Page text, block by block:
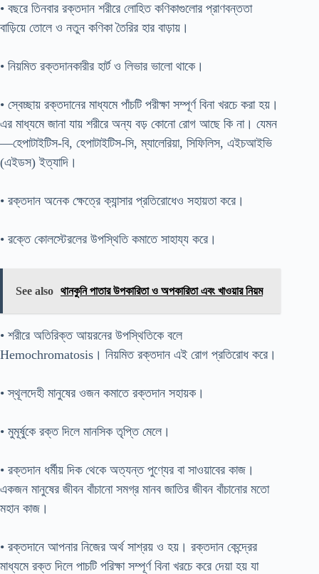
• বছরে তিনবার রক্তদান শরীরে লোহিত কণিকাগুলোর প্রাণবন্ততা
বাড়িয়ে তোলে ও নতুন কণিকা তৈরির হার বাড়ায়।
• নিয়মিত রক্তদানকারীর হার্ট ও লিভার ভালো থাকে।
• স্বেচ্ছায় রক্তদানের মাধ্যমে পাঁচটি পরীক্ষা সম্পূর্ণ বিনা খরচে করা হয়।
এর মাধ্যমে জানা যায় শরীরে অন্য বড় কোনো রোগ আছে কি না। যেমন
—হেপাটাইটিস-বি, হেপাটাইটিস-সি, ম্যালেরিয়া, সিফিলিস, এইচআইভি
(এইডস) ইত্যাদি।
• রক্তদান অনেক ক্ষেত্রে ক্যান্সার প্রতিরোধেও সহায়তা করে।
• রক্তে কোলস্টেরলের উপস্থিতি কমাতে সাহায্য করে।
See also থানকুনি পাতার উপকারিতা ও অপকারিতা এবং খাওয়ার নিয়ম
• শরীরে অতিরিক্ত আয়রনের উপস্থিতিকে বলে
Hemochromatosis। নিয়মিত রক্তদান এই রোগ প্রতিরোধ করে।
• স্থূলদেহী মানুষের ওজন কমাতে রক্তদান সহায়ক।
• মুমূর্ষুকে রক্ত দিলে মানসিক তৃপ্তি মেলে।
• রক্তদান ধর্মীয় দিক থেকে অত্যন্ত পুণ্যের বা সাওয়াবের কাজ।
একজন মানুষের জীবন বাঁচানো সমগ্র মানব জাতির জীবন বাঁচানোর মতো
মহান কাজ।
• রক্তদানে আপনার নিজের অর্থ সাশ্রয় ও হয়। রক্তদান কেন্দ্রের
মাধ্যমে রক্ত দিলে পাচটি পরিক্ষা সম্পূর্ণ বিনা খরচে করে দেয়া হয় যা